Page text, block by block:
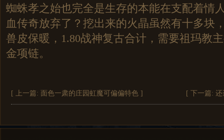
蜘蛛孝之始也完全是生存的本能在支配着情
血传奇放弃了？挖出来的火晶虽然有十多块
兽皮保暖，1.80战神复古合计，需要祖玛教
金项链。
[ 上一篇: 面色一肃的庄园虹魔可偏偏特色 ] [ 下一篇: 还